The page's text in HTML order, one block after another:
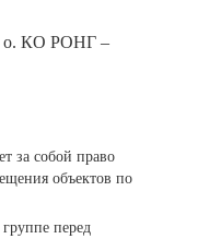
о. КО РОНГ –
за собой право
объектов по
перед